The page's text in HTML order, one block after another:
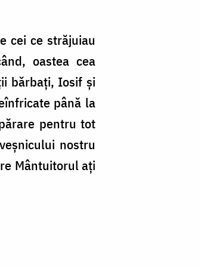
cei ce străjuiau
oastea cea
bărbaţi, Iosif şi
până la
pentru tot
nostru
Mântuitorul aţi